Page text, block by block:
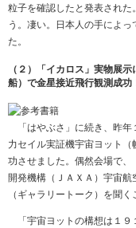
粒子を確認したと発表され
う。凄い。日本人の手によ
た。
（２）「イカロス」実物展
船）で金星接近飛行観測成
「はやぶさ」に続き、昨年
力セイル実証機宇宙ヨット
功させました。偶然会場で
開発機構（ＪＡＸＡ）宇宙
（ギャラリートーク）を聞
「宇宙ヨットの構想は１９